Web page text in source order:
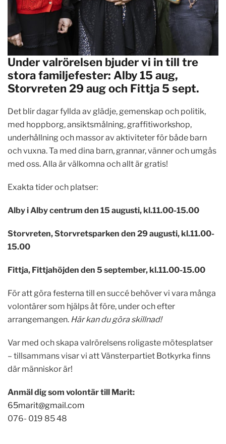
Under valrörelsen bjuder vi in till tre
stora familjefester: Alby 15 aug,
Storvreten 29 aug och Fittja 5 sept.
Det blir dagar fyllda av glädje, gemenskap och politik,
med hoppborg, ansiktsmålning, graffitiworkshop,
underhållning och massor av aktiviteter för både barn
och vuxna. Ta med dina barn, grannar, vänner och umgås
med oss. Alla är välkomna och allt är gratis!
Exakta tider och platser:
Alby i Alby centrum den 15 augusti, kl.11.00-15.00
Storvreten, Storvretsparken den 29 augusti, kl.11.00-
15.00
Fittja, Fittjahöjden den 5 september, kl.11.00-15.00
För att göra festerna till en succé behöver vi vara många
volontärer som hjälps åt före, under och efter
arrangemangen. Här kan du göra skillnad!
Var med och skapa valrörelsens roligaste mötesplatser
– tillsammans visar vi att Vänsterpartiet Botkyrka finns
där människor är!
Anmäl dig som volontär till Marit:
65marit@gmail.com
076- 019 85 48